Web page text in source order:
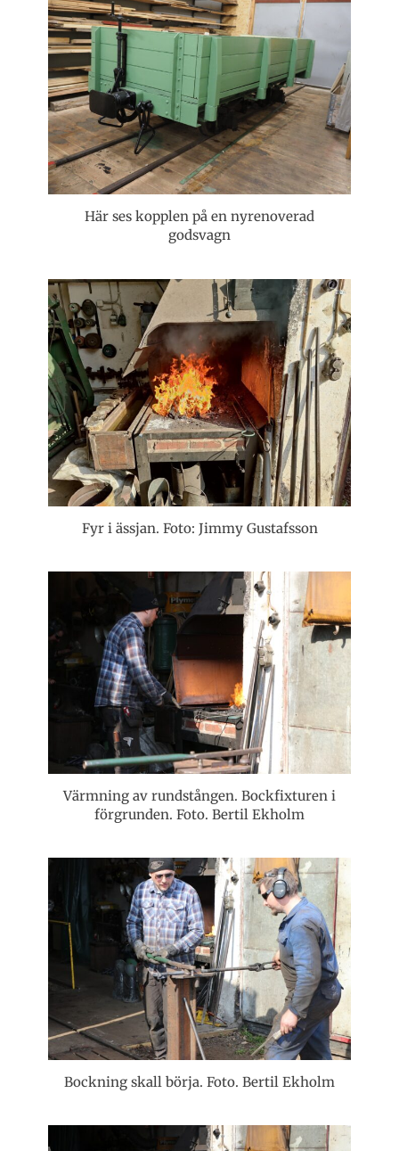
Här ses kopplen på en nyrenoverad
godsvagn
Fyr i ässjan. Foto: Jimmy Gustafsson
Värmning av rundstången. Bockfixturen i
förgrunden. Foto. Bertil Ekholm
Bockning skall börja. Foto. Bertil Ekholm